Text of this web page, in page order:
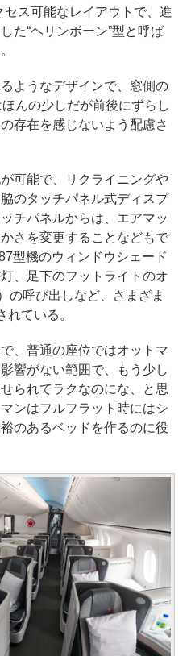
ス可能なレイアウトで、進
た“ヘリンボーン”型と呼ば
ようなデザインで、窓側の
んの少しだが前後にずらし
存在を感じないよう配慮さ
可能で、リクライニングや
のタッチパネル式ディスプ
チパネルからは、エアマッ
さを変更することなどもで
型機のウィンドウシェード
、足下のフットライトのオ
の呼び出しなど、さまざま
ている。
、普通の座位ではオットマ
響がない範囲で、もう少し
られてラクなのにな、と思
ンはフルフラット時にはシ
のあるベッドを作るのに役